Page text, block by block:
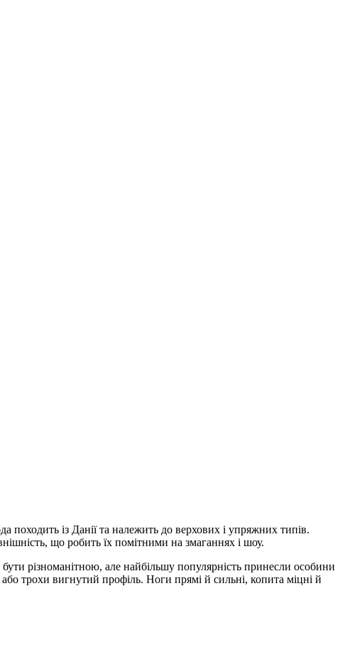
походить із Данії та належить до верхових і упряжних типів.
що робить їх помітними на змаганнях і шоу.
різноманітною, але найбільшу популярність принесли особини
трохи вигнутий профіль. Ноги прямі й сильні, копита міцні й